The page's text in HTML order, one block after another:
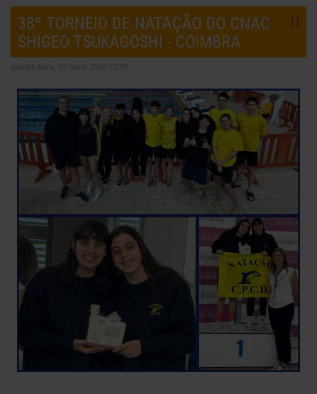
38º TORNEIO DE NATAÇÃO DO CNAC
SHIGEO TSUKAGOSHI - COIMBRA
quinta-feira, 02 maio 2024 12:30